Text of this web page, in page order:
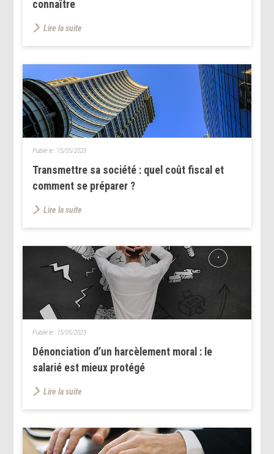
connaître
Lire la suite
Transmettre sa société : quel coût fiscal et
comment se préparer ?
Publié le : 15/05/2023
Lire la suite
Dénonciation d’un harcèlement moral : le
salarié est mieux protégé
Publié le : 15/05/2023
Lire la suite